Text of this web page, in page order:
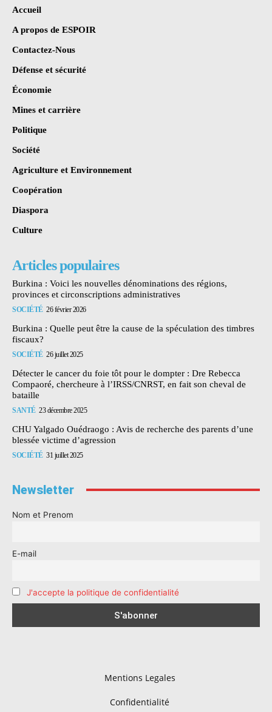
Accueil
A propos de ESPOIR
Contactez-Nous
Défense et sécurité
Économie
Mines et carrière
Politique
Société
Agriculture et Environnement
Coopération
Diaspora
Culture
Articles populaires
Burkina : Voici les nouvelles dénominations des régions,
provinces et circonscriptions administratives
SOCIÉTÉ 26 février 2026
Burkina : Quelle peut être la cause de la spéculation des timbres
fiscaux?
SOCIÉTÉ 26 juillet 2025
Détecter le cancer du foie tôt pour le dompter : Dre Rebecca
Compaoré, chercheure à l’IRSS/CNRST, en fait son cheval de
bataille
SANTÉ 23 décembre 2025
CHU Yalgado Ouédraogo : Avis de recherche des parents d’une
blessée victime d’agression
SOCIÉTÉ 31 juillet 2025
Newsletter
Nom et Prenom
E-mail
J'accepte la politique de confidentialité
Mentions Legales
Confidentialité